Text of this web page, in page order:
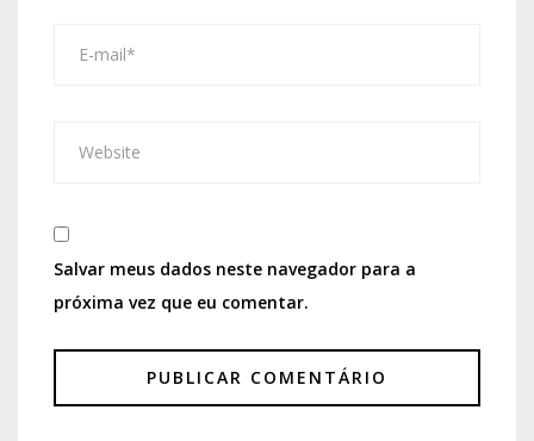
Salvar meus dados neste navegador para a
próxima vez que eu comentar.